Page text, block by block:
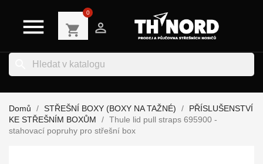
 shopping_cart
0

Domů STŘEŠNÍ BOXY (BOXY NA TAŽNÉ)
PŘÍSLUŠENSTVÍ
KE STŘEŠNÍM BOXŮM
Thule lid pull straps 695900 -
stahovací popruhy pro střešní box